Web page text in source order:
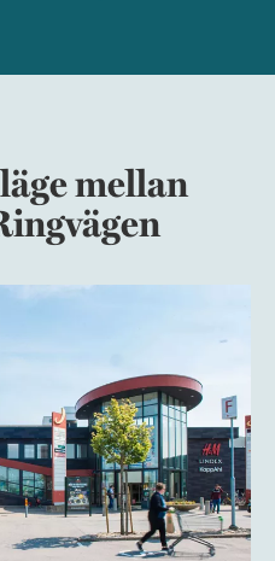
mellan